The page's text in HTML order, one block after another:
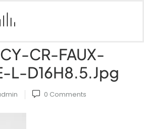
CR-FAUX-
L-D16H8.5.jpg
0 Comments